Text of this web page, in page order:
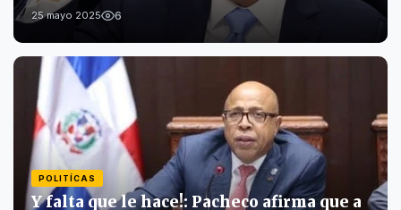
25 mayo 2025 6
POLITÍCAS
Y falta que le hace!: Pacheco afirma que a